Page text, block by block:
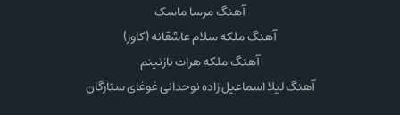
آهنگ مرسا ماسک
آهنگ ملکه سلام عاشقانه (کاور)
آهنگ ملکه هرات نازنینم
آهنگ لیلا اسماعیل زاده نوحدانی غوغای ستارگان